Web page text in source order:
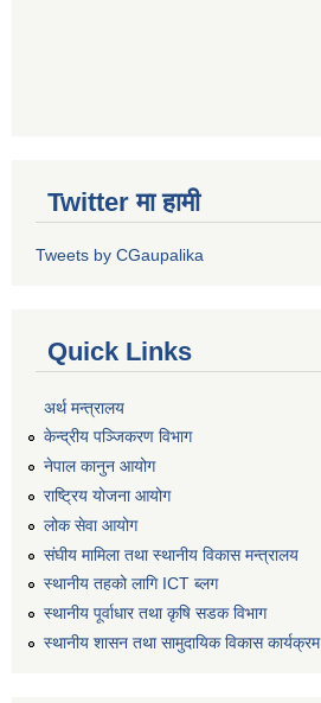
Twitter मा हामी
Tweets by CGaupalika
Quick Links
अर्थ मन्त्रालय
केन्द्रीय पञ्जिकरण विभाग
नेपाल कानुन आयोग
राष्ट्रिय योजना आयोग
लोक सेवा आयोग
संघीय मामिला तथा स्थानीय विकास मन्त्रालय
स्थानीय तहको लागि ICT ब्लग
स्थानीय पूर्वाधार तथा कृषि सडक विभाग
स्थानीय शासन तथा सामुदायिक विकास कार्यक्रम